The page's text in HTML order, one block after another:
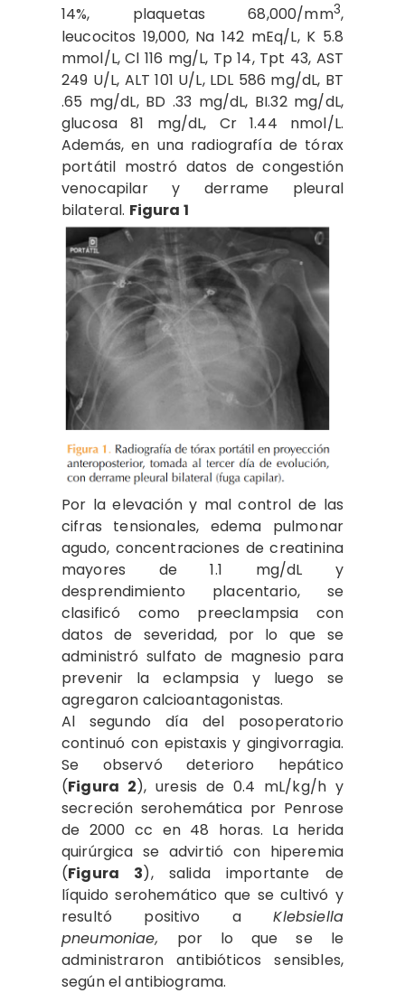
14%, plaquetas 68,000/mm3,
leucocitos 19,000, Na 142 mEq/L, K 5.8
mmol/L, Cl 116 mg/L, Tp 14, Tpt 43, AST
249 U/L, ALT 101 U/L, LDL 586 mg/dL, BT
.65 mg/dL, BD .33 mg/dL, BI.32 mg/dL,
glucosa 81 mg/dL, Cr 1.44 nmol/L.
Además, en una radiografía de tórax
portátil mostró datos de congestión
venocapilar y derrame pleural
bilateral. Figura 1
Por la elevación y mal control de las
cifras tensionales, edema pulmonar
agudo, concentraciones de creatinina
mayores de 1.1 mg/dL y
desprendimiento placentario, se
clasificó como preeclampsia con
datos de severidad, por lo que se
administró sulfato de magnesio para
prevenir la eclampsia y luego se
agregaron calcioantagonistas.
Al segundo día del posoperatorio
continuó con epistaxis y gingivorragia.
Se observó deterioro hepático
(Figura 2), uresis de 0.4 mL/kg/h y
secreción serohemática por Penrose
de 2000 cc en 48 horas. La herida
quirúrgica se advirtió con hiperemia
(Figura 3), salida importante de
líquido serohemático que se cultivó y
resultó positivo aKlebsiella
pneumoniae, por lo que se le
administraron antibióticos sensibles,
según el antibiograma.